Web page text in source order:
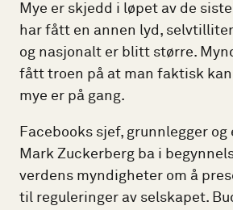
Mye er skjedd i løpet av de
har fått en annen lyd,
og nasjonalt er blitt større.
fått troen på at man faktisk kan
mye er på gang.
Facebooks sjef, grunnlegger og
Mark Zuckerberg ba i
verdens myndigheter om å
til reguleringer av selskapet.